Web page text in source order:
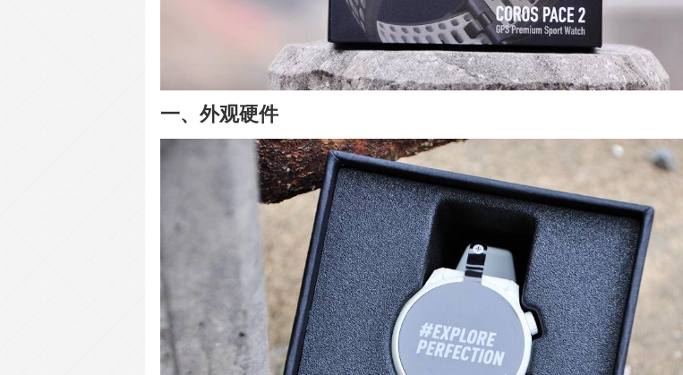
一、外观硬件